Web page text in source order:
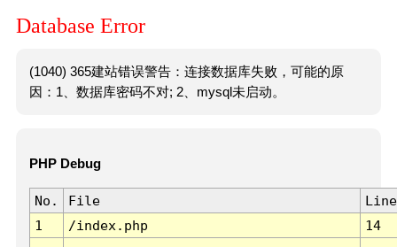
Database Error
(1040) 365建站错误警告：连接数据库失败，可能的原
因：1、数据库密码不对; 2、mysql未启动。
PHP Debug
No. File
Line
1
/index.php 14